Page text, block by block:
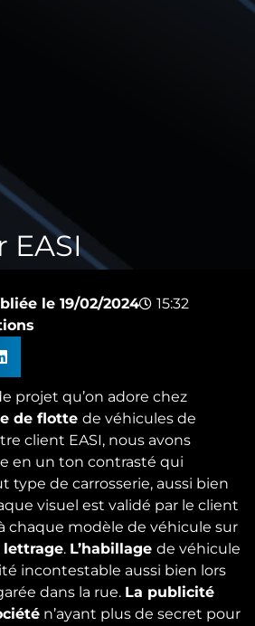
EASI
le 19/02/2024
15:32
projet qu’on adore chez
de flotte de véhicules de
client EASI, nous avons
en un ton contrasté qui
type de carrosserie, aussi bien
visuel est validé par le client
chaque modèle de véhicule sur
lettrage. L’habillage de véhicule
incontestable aussi bien lors
dans la rue. La publicité
n’ayant plus de secret pour